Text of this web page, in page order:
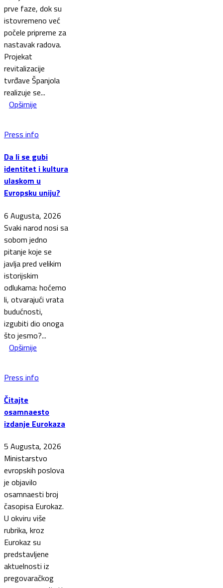
prve faze, dok su
istovremeno već
počele pripreme za
nastavak radova.
Projekat
revitalizacije
tvrđave Španjola
realizuje se...
Opširnije
Press info
Da li se gubi
identitet i kultura
ulaskom u
Evropsku uniju?
6 Augusta, 2026
Svaki narod nosi sa
sobom jedno
pitanje koje se
javlja pred velikim
istorijskim
odlukama: hoćemo
li, otvarajući vrata
budućnosti,
izgubiti dio onoga
što jesmo?...
Opširnije
Press info
Čitajte
osamnaesto
izdanje Eurokaza
5 Augusta, 2026
Ministarstvo
evropskih poslova
je objavilo
osamnaesti broj
časopisa Eurokaz.
U okviru više
rubrika, kroz
Eurokaz su
predstavljene
aktuelnosti iz
pregovaračkog